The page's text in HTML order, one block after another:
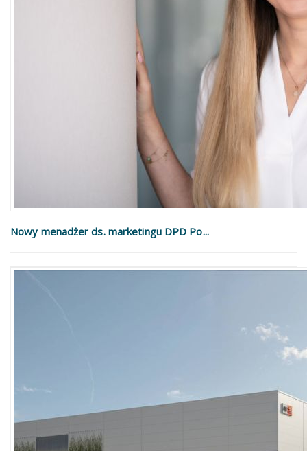
Nowy menadżer ds. marketingu DPD Po...